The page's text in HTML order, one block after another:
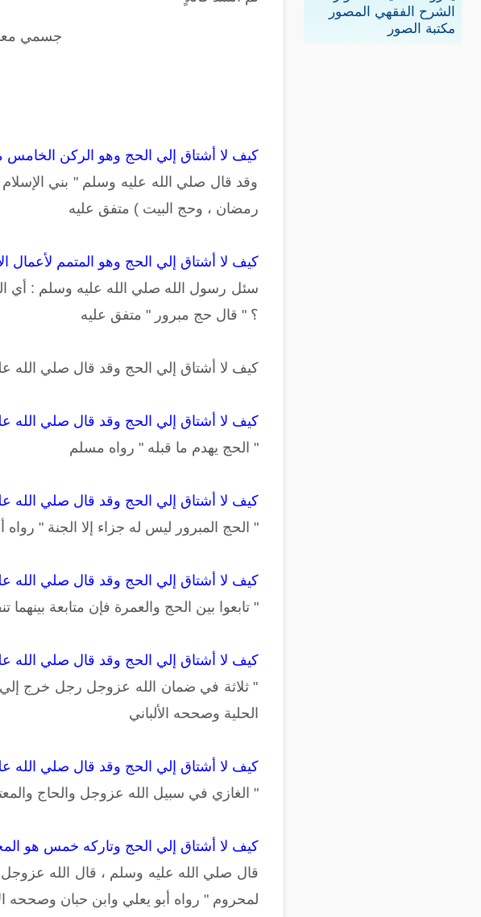
الشرح الفقهي المصور
مكتبة الصور
جسمي
كيف لا أشتاق إلي الحج وهو الركن الخامس
وقد قال صلي الله عليه وسلم " بني
رمضان ، وحج البيت ) متفق عليه
كيف لا أشتاق إلي الحج وهو المتمم لأعمال
سئل رسول الله صلي الله عليه وسلم : أي
؟ " قال حج مبرور " متفق عليه
كيف لا أشتاق إلي الحج وقد قال صلي
كيف لا أشتاق إلي الحج وقد قال صلي الله
" الحج يهدم ما قبله " رواه مسلم
كيف لا أشتاق إلي الحج وقد قال صلي الله
" الحج المبرور ليس له جزاء إلا الجنة " رواه
كيف لا أشتاق إلي الحج وقد قال صلي الله
" تابعوا بين الحج والعمرة فإن متابعة
كيف لا أشتاق إلي الحج وقد قال صلي الله
" ثلاثة في ضمان الله عزوجل رجل خرج
الحلية وصححه الألباني
كيف لا أشتاق إلي الحج وقد قال صلي الله
" الغازي في سبيل الله عزوجل والحاج
كيف لا أشتاق إلي الحج وتاركه خمس هو
قال صلي الله عليه وسلم ، قال الله
لمحروم " رواه أبو يعلي وابن حبان وصححه